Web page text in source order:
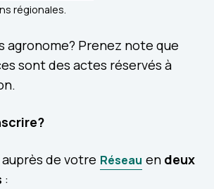
régionales.
agronome? Prenez note que
sont des actes réservés à
de votre Réseau en deux
: